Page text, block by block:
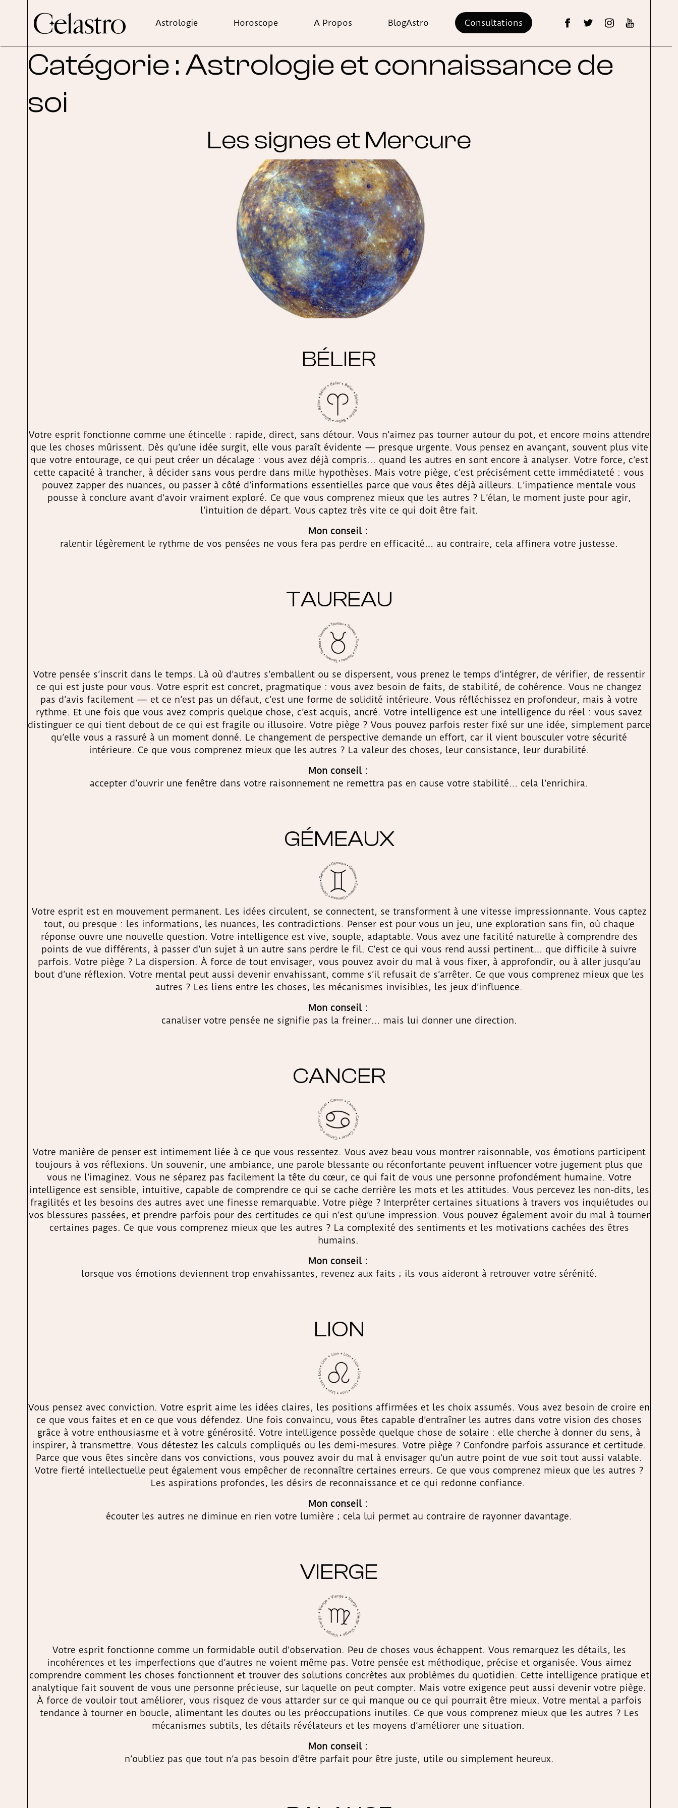
Astrologie Horoscope A Propos BlogAstro Consultations
Catégorie : Astrologie et connaissance de
soi
Les signes et Mercure
BÉLIER
Votre esprit fonctionne comme une étincelle : rapide, direct, sans détour. Vous n’aimez pas tourner autour du pot, et encore moins attendre
que les choses mûrissent. Dès qu’une idée surgit, elle vous paraît évidente — presque urgente. Vous pensez en avançant, souvent plus vite
que votre entourage, ce qui peut créer un décalage : vous avez déjà compris… quand les autres en sont encore à analyser. Votre force, c’est
cette capacité à trancher, à décider sans vous perdre dans mille hypothèses. Mais votre piège, c’est précisément cette immédiateté : vous
pouvez zapper des nuances, ou passer à côté d’informations essentielles parce que vous êtes déjà ailleurs. L’impatience mentale vous
pousse à conclure avant d’avoir vraiment exploré. Ce que vous comprenez mieux que les autres ? L’élan, le moment juste pour agir,
l’intuition de départ. Vous captez très vite ce qui doit être fait.
Mon conseil :
ralentir légèrement le rythme de vos pensées ne vous fera pas perdre en efficacité… au contraire, cela affinera votre justesse.
TAUREAU
Votre pensée s’inscrit dans le temps. Là où d’autres s’emballent ou se dispersent, vous prenez le temps d’intégrer, de vérifier, de ressentir
ce qui est juste pour vous. Votre esprit est concret, pragmatique : vous avez besoin de faits, de stabilité, de cohérence. Vous ne changez
pas d’avis facilement — et ce n’est pas un défaut, c’est une forme de solidité intérieure. Vous réfléchissez en profondeur, mais à votre
rythme. Et une fois que vous avez compris quelque chose, c’est acquis, ancré. Votre intelligence est une intelligence du réel : vous savez
distinguer ce qui tient debout de ce qui est fragile ou illusoire. Votre piège ? Vous pouvez parfois rester fixé sur une idée, simplement parce
qu’elle vous a rassuré à un moment donné. Le changement de perspective demande un effort, car il vient bousculer votre sécurité
intérieure. Ce que vous comprenez mieux que les autres ? La valeur des choses, leur consistance, leur durabilité.
Mon conseil :
accepter d’ouvrir une fenêtre dans votre raisonnement ne remettra pas en cause votre stabilité… cela l’enrichira.
GÉMEAUX
Votre esprit est en mouvement permanent. Les idées circulent, se connectent, se transforment à une vitesse impressionnante. Vous captez
tout, ou presque : les informations, les nuances, les contradictions. Penser est pour vous un jeu, une exploration sans fin, où chaque
réponse ouvre une nouvelle question. Votre intelligence est vive, souple, adaptable. Vous avez une facilité naturelle à comprendre des
points de vue différents, à passer d’un sujet à un autre sans perdre le fil. C’est ce qui vous rend aussi pertinent… que difficile à suivre
parfois. Votre piège ? La dispersion. À force de tout envisager, vous pouvez avoir du mal à vous fixer, à approfondir, ou à aller jusqu’au
bout d’une réflexion. Votre mental peut aussi devenir envahissant, comme s’il refusait de s’arrêter. Ce que vous comprenez mieux que les
autres ? Les liens entre les choses, les mécanismes invisibles, les jeux d’influence.
Mon conseil :
canaliser votre pensée ne signifie pas la freiner… mais lui donner une direction.
CANCER
Votre manière de penser est intimement liée à ce que vous ressentez. Vous avez beau vous montrer raisonnable, vos émotions participent
toujours à vos réflexions. Un souvenir, une ambiance, une parole blessante ou réconfortante peuvent influencer votre jugement plus que
vous ne l’imaginez. Vous ne séparez pas facilement la tête du cœur, ce qui fait de vous une personne profondément humaine. Votre
intelligence est sensible, intuitive, capable de comprendre ce qui se cache derrière les mots et les attitudes. Vous percevez les non-dits, les
fragilités et les besoins des autres avec une finesse remarquable. Votre piège ? Interpréter certaines situations à travers vos inquiétudes ou
vos blessures passées, et prendre parfois pour des certitudes ce qui n’est qu’une impression. Vous pouvez également avoir du mal à tourner
certaines pages. Ce que vous comprenez mieux que les autres ? La complexité des sentiments et les motivations cachées des êtres
humains.
Mon conseil :
lorsque vos émotions deviennent trop envahissantes, revenez aux faits ; ils vous aideront à retrouver votre sérénité.
LION
Vous pensez avec conviction. Votre esprit aime les idées claires, les positions affirmées et les choix assumés. Vous avez besoin de croire en
ce que vous faites et en ce que vous défendez. Une fois convaincu, vous êtes capable d’entraîner les autres dans votre vision des choses
grâce à votre enthousiasme et à votre générosité. Votre intelligence possède quelque chose de solaire : elle cherche à donner du sens, à
inspirer, à transmettre. Vous détestez les calculs compliqués ou les demi-mesures. Votre piège ? Confondre parfois assurance et certitude.
Parce que vous êtes sincère dans vos convictions, vous pouvez avoir du mal à envisager qu’un autre point de vue soit tout aussi valable.
Votre fierté intellectuelle peut également vous empêcher de reconnaître certaines erreurs. Ce que vous comprenez mieux que les autres ?
Les aspirations profondes, les désirs de reconnaissance et ce qui redonne confiance.
Mon conseil :
écouter les autres ne diminue en rien votre lumière ; cela lui permet au contraire de rayonner davantage.
VIERGE
Votre esprit fonctionne comme un formidable outil d’observation. Peu de choses vous échappent. Vous remarquez les détails, les
incohérences et les imperfections que d’autres ne voient même pas. Votre pensée est méthodique, précise et organisée. Vous aimez
comprendre comment les choses fonctionnent et trouver des solutions concrètes aux problèmes du quotidien. Cette intelligence pratique et
analytique fait souvent de vous une personne précieuse, sur laquelle on peut compter. Mais votre exigence peut aussi devenir votre piège.
À force de vouloir tout améliorer, vous risquez de vous attarder sur ce qui manque ou ce qui pourrait être mieux. Votre mental a parfois
tendance à tourner en boucle, alimentant les doutes ou les préoccupations inutiles. Ce que vous comprenez mieux que les autres ? Les
mécanismes subtils, les détails révélateurs et les moyens d’améliorer une situation.
Mon conseil :
n’oubliez pas que tout n’a pas besoin d’être parfait pour être juste, utile ou simplement heureux.